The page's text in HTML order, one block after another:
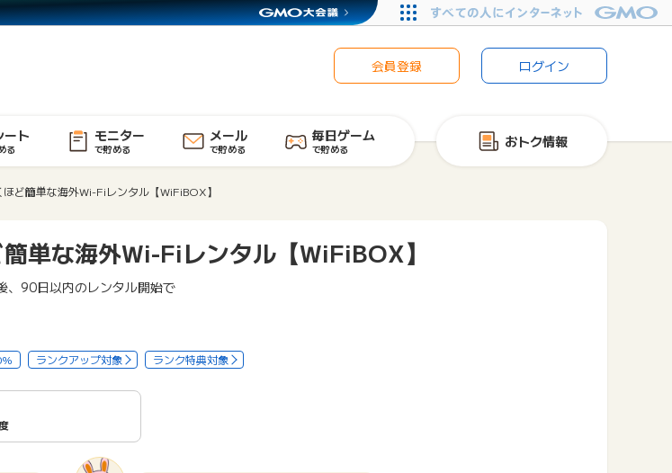
会員登録 ログイン
ート
る
モニター
で貯める
メール
で貯める
毎日ゲーム
で貯める おトク情報
ど簡単な海外Wi-Fiレンタル【WiFiBOX】
単な海外Wi-Fiレンタル【WiFiBOX】
、90日以内のレンタル開始で
ランクアップ対象 ランク特典対象